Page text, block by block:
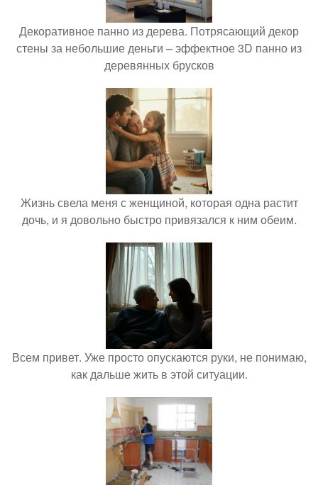
Декоративное панно из дерева. Потрясающий декор
стены за небольшие деньги – эффектное 3D панно из
деревянных брусков
Жизнь свела меня с женщиной, которая одна растит
дочь, и я довольно быстро привязался к ним обеим.
Всем привет. Уже просто опускаются руки, не понимаю,
как дальше жить в этой ситуации.